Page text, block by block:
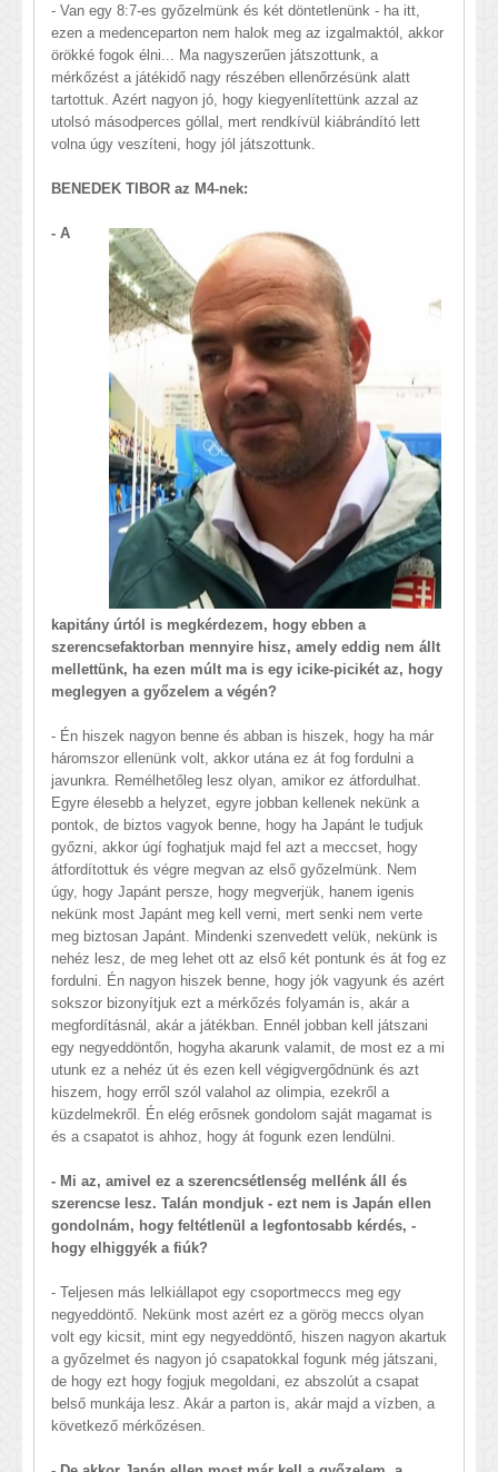
- Van egy 8:7-es győzelmünk és két döntetlenünk - ha itt,
ezen a medenceparton nem halok meg az izgalmaktól, akkor
örökké fogok élni... Ma nagyszerűen játszottunk, a
mérkőzést a játékidő nagy részében ellenőrzésünk alatt
tartottuk. Azért nagyon jó, hogy kiegyenlítettünk azzal az
utolsó másodperces góllal, mert rendkívül kiábrándító lett
volna úgy veszíteni, hogy jól játszottunk.
BENEDEK TIBOR az M4-nek:
- A
kapitány úrtól is megkérdezem, hogy ebben a
szerencsefaktorban mennyire hisz, amely eddig nem állt
mellettünk, ha ezen múlt ma is egy icike-picikét az, hogy
meglegyen a győzelem a végén?
- Én hiszek nagyon benne és abban is hiszek, hogy ha már
háromszor ellenünk volt, akkor utána ez át fog fordulni a
javunkra. Remélhetőleg lesz olyan, amikor ez átfordulhat.
Egyre élesebb a helyzet, egyre jobban kellenek nekünk a
pontok, de biztos vagyok benne, hogy ha Japánt le tudjuk
győzni, akkor úgí foghatjuk majd fel azt a meccset, hogy
átfordítottuk és végre megvan az első győzelmünk. Nem
úgy, hogy Japánt persze, hogy megverjük, hanem igenis
nekünk most Japánt meg kell verni, mert senki nem verte
meg biztosan Japánt. Mindenki szenvedett velük, nekünk is
nehéz lesz, de meg lehet ott az első két pontunk és át fog ez
fordulni. Én nagyon hiszek benne, hogy jók vagyunk és azért
sokszor bizonyítjuk ezt a mérkőzés folyamán is, akár a
megfordításnál, akár a játékban. Ennél jobban kell játszani
egy negyeddöntőn, hogyha akarunk valamit, de most ez a mi
utunk ez a nehéz út és ezen kell végigvergődnünk és azt
hiszem, hogy erről szól valahol az olimpia, ezekről a
küzdelmekről. Én elég erősnek gondolom saját magamat is
és a csapatot is ahhoz, hogy át fogunk ezen lendülni.
- Mi az, amivel ez a szerencsétlenség mellénk áll és
szerencse lesz. Talán mondjuk - ezt nem is Japán ellen
gondolnám, hogy feltétlenül a legfontosabb kérdés, -
hogy elhiggyék a fiúk?
- Teljesen más lelkiállapot egy csoportmeccs meg egy
negyeddöntő. Nekünk most azért ez a görög meccs olyan
volt egy kicsit, mint egy negyeddöntő, hiszen nagyon akartuk
a győzelmet és nagyon jó csapatokkal fogunk még játszani,
de hogy ezt hogy fogjuk megoldani, ez abszolút a csapat
belső munkája lesz. Akár a parton is, akár majd a vízben, a
következő mérkőzésen.